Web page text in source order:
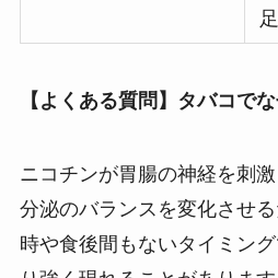
【よくある質問】タバコで
ニコチンが胃腸の神経を刺
分泌のバランスを変化させ
時や食後間もないタイミン